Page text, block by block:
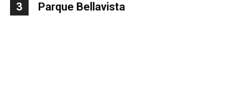
3 Parque Bellavista